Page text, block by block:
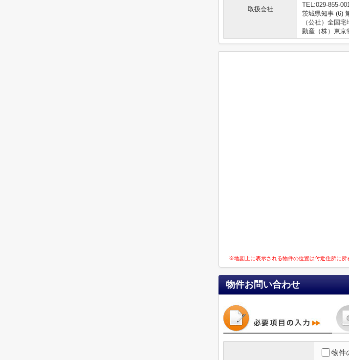
取扱会社
TEL:029-855-
茨城県知事 (6)
（公社）全国
動産（株）東京
※地図上に表示される物件の位置は付近住所に所
物件お問い合わせ
物件